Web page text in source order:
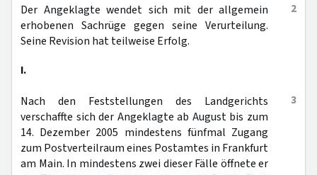
2
Der Angeklagte wendet sich mit der allgemein
erhobenen Sachrüge gegen seine Verurteilung.
Seine Revision hat teilweise Erfolg.
I.
3
Nach den Feststellungen des Landgerichts
verschaffte sich der Angeklagte ab August bis zum
14. Dezember 2005 mindestens fünfmal Zugang
zum Postverteilraum eines Postamtes in Frankfurt
am Main. In mindestens zwei dieser Fälle öffnete er